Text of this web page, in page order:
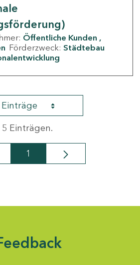
Öffentliche Kunden
Förderzweck: Städtebau
Einträge
Einträgen.
Seite
1